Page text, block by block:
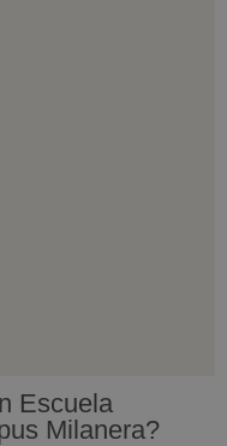
Escuela
Milanera?